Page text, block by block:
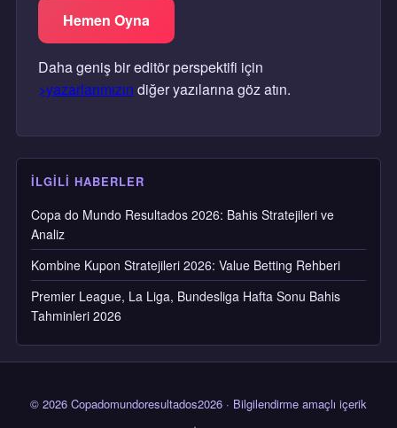
Hemen Oyna
Daha geniş bir editör perspektifi için
>yazarlarımızın diğer yazılarına göz atın.
İLGILI HABERLER
Copa do Mundo Resultados 2026: Bahis Stratejileri ve
Analiz
Kombine Kupon Stratejileri 2026: Value Betting Rehberi
Premier League, La Liga, Bundesliga Hafta Sonu Bahis
Tahminleri 2026
© 2026 Copadomundoresultados2026 · Bilgilendirme amaçlı içerik